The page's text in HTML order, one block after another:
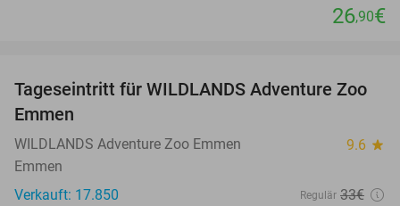
26,90€
24%
Tageseintritt für WILDLANDS Adventure Zoo
Emmen
WILDLANDS Adventure Zoo Emmen 9.6 star
Emmen
Verkauft: 17.850
Regulär 33€